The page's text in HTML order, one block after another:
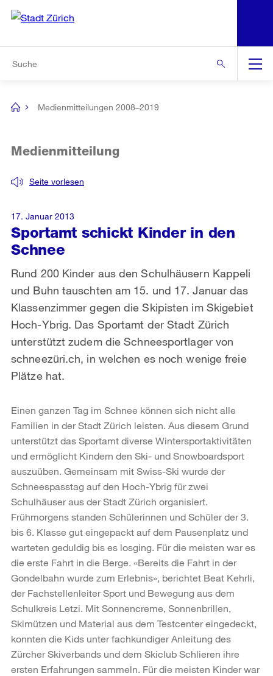
Navigation
[no
Medienmitteilungen 2008–2019
Sportamt schickt Kinder in den
Schnee
Seite vorlesen
Medienmitteilung
Rund 200 Kinder aus den Schulhäusern Kappeli
und Buhn tauschten am 15. und 17. Januar das
Klassenzimmer gegen die Skipisten im Skigebiet
Hoch-Ybrig. Das Sportamt der Stadt Zürich
unterstützt zudem die Schneesportlager von
schneezüri.ch, in welchen es noch wenige freie
Plätze hat.
17. Januar 2013
Einen ganzen Tag im Schnee können sich nicht alle
Familien in der Stadt Zürich leisten. Aus diesem Grund
unterstützt das Sportamt diverse Wintersportaktivitäten
und ermöglicht Kindern den Ski- und Snowboardsport
auszuüben. Gemeinsam mit Swiss-Ski wurde der
Schneespasstag auf den Hoch-Ybrig für zwei
Schulhäuser aus der Stadt Zürich organisiert.
Frühmorgens standen Schülerinnen und Schüler der 3.
bis 6. Klasse gut eingepackt auf dem Pausenplatz und
warteten geduldig bis es losging. Für die meisten war es
die erste Fahrt in die Berge. «Bereits die Fahrt in der
Gondelbahn wurde zum Erlebnis», berichtet Beat Kehrli,
der Fachstellenleiter Sport und Bewegung aus dem
Schulkreis Letzi. Mit Sonnencreme, Sonnenbrillen,
Skimützen und Material aus dem Testcenter eingedeckt,
konnten die Kids unter fachkundiger Anleitung des
Zürcher Skiverbands und dem Skiclub Schlieren ihre
ersten Erfahrungen sammeln. Für die meisten Kinder war